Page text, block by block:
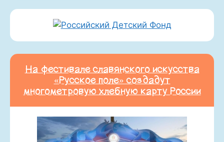
На фестивале славянского искусства
«Русское поле» создадут
многометровую хлебную карту России